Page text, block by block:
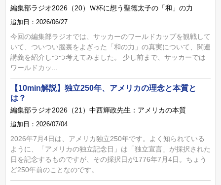
編集部ラジオ2026（20）Ｗ杯に想う聖徳太子の「和」の力
追加日：2026/06/27
今回の編集部ラジオでは、サッカーのワールドカップを観戦して
いて、ついつい脳裏をよぎった「和の力」の真実について、関連
講義を紹介しつつ考えてみました。 少し前まで、サッカーでは
ワールドカッ...
【10min解説】独立250年、アメリカの理念と本質と
は？
編集部ラジオ2026（21）中西輝政先生：アメリカの本質
追加日：2026/07/04
2026年7月4日は、アメリカ独立250年です。よく知られている
ように、「アメリカの独立記念日」は「独立宣言」が採択された
日を記念するものですが、その採択日が1776年7月4日。ちょう
ど250年前のことなのです。